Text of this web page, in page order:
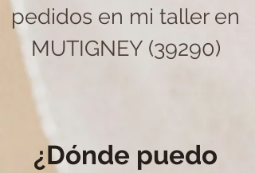
pedidos en mi taller en
MUTIGNEY (39290)
¿Dónde puedo